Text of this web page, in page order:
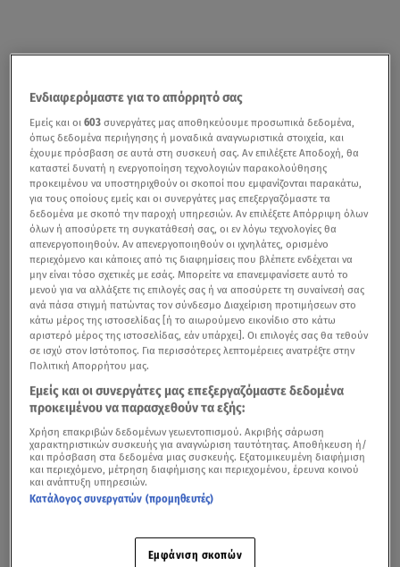
Εδώ κι αρκετά χρόνια ηΓιολάντα Διαμαντή
αποτραβηχτεί από τα φώτα της δημοσιότητας, καθώς
Ενδιαφερόμαστε για το απόρρητό σας
Εμείς και οι603 συνεργάτες μας αποθηκεύουμε προσωπικά δεδομένα,
όπως δεδομένα περιήγησης ή μοναδικά αναγνωριστικά στοιχεία, και
έχουμε πρόσβαση σε αυτά στη συσκευή σας. Αν επιλέξετε Αποδοχή, θα
καταστεί δυνατή η ενεργοποίηση τεχνολογιών παρακολούθησης
προκειμένου να υποστηριχθούν οι σκοποί που εμφανίζονται παρακάτω,
για τους οποίους εμείς και οι συνεργάτες μας επεξεργαζόμαστε τα
δεδομένα με σκοπό την παροχή υπηρεσιών. Αν επιλέξετε Απόρριψη όλων
όλων ή αποσύρετε τη συγκατάθεσή σας, οι εν λόγω τεχνολογίες θα
απενεργοποιηθούν. Αν απενεργοποιηθούν οι ιχνηλάτες, ορισμένο
περιεχόμενο και κάποιες από τις διαφημίσεις που βλέπετε ενδέχεται να
μην είναι τόσο σχετικές με εσάς. Μπορείτε να επανεμφανίσετε αυτό το
μενού για να αλλάξετε τις επιλογές σας ή να αποσύρετε τη συναίνεσή σας
ανά πάσα στιγμή πατώντας τον σύνδεσμο Διαχείριση προτιμήσεων στο
κάτω μέρος της ιστοσελίδας [ή το αιωρούμενο εικονίδιο στο κάτω
αριστερό μέρος της ιστοσελίδας, εάν υπάρχει]. Οι επιλογές σας θα τεθούν
σε ισχύ στον Ιστότοπος. Για περισσότερες λεπτομέρειες ανατρέξτε στην
Πολιτική Απορρήτου μας.
Εμείς και οι συνεργάτες μας επεξεργαζόμαστε δεδομένα
προκειμένου να παρασχεθούν τα εξής:
Χρήση επακριβών δεδομένων γεωεντοπισμού. Ακριβής σάρωση
χαρακτηριστικών συσκευής για αναγνώριση ταυτότητας. Αποθήκευση ή/
και πρόσβαση στα δεδομένα μιας συσκευής. Εξατομικευμένη διαφήμιση
και περιεχόμενο, μέτρηση διαφήμισης και περιεχομένου, έρευνα κοινού
και ανάπτυξη υπηρεσιών.
Κατάλογος συνεργατών (προμηθευτές)
Εμφάνιση σκοπών